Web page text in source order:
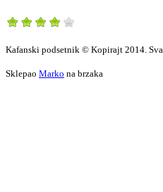
Kafanski podsetnik © Kopirajt 2014. Sva
Sklepao Marko na brzaka